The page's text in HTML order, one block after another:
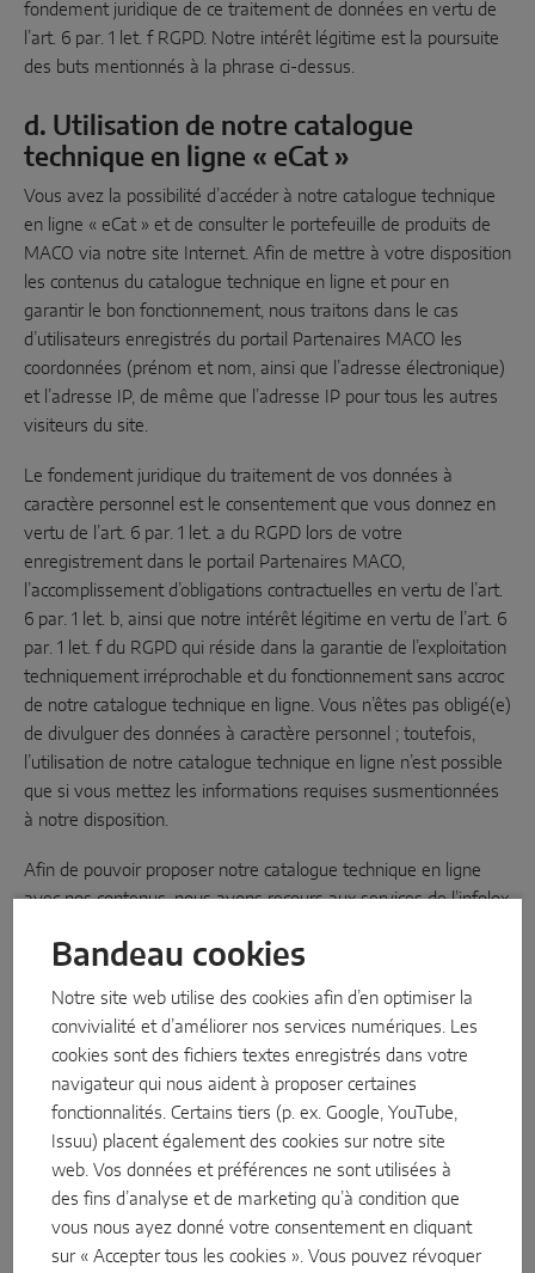
fondement juridique de ce traitement de données en vertu de
l’art. 6 par. 1 let. f RGPD. Notre intérêt légitime est la poursuite
des buts mentionnés à la phrase ci-dessus.
d. Utilisation de notre catalogue
technique en ligne « eCat »
Vous avez la possibilité d’accéder à notre catalogue technique
en ligne « eCat » et de consulter le portefeuille de produits de
MACO via notre site Internet. Afin de mettre à votre disposition
les contenus du catalogue technique en ligne et pour en
garantir le bon fonctionnement, nous traitons dans le cas
d’utilisateurs enregistrés du portail Partenaires MACO les
coordonnées (prénom et nom, ainsi que l’adresse électronique)
et l’adresse IP, de même que l’adresse IP pour tous les autres
visiteurs du site.
Le fondement juridique du traitement de vos données à
caractère personnel est le consentement que vous donnez en
vertu de l’art. 6 par. 1 let. a du RGPD lors de votre
enregistrement dans le portail Partenaires MACO,
l’accomplissement d’obligations contractuelles en vertu de l’art.
6 par. 1 let. b, ainsi que notre intérêt légitime en vertu de l’art. 6
par. 1 let. f du RGPD qui réside dans la garantie de l’exploitation
techniquement irréprochable et du fonctionnement sans accroc
de notre catalogue technique en ligne. Vous n’êtes pas obligé(e)
de divulguer des données à caractère personnel ; toutefois,
l’utilisation de notre catalogue technique en ligne n’est possible
que si vous mettez les informations requises susmentionnées
à notre disposition.
Afin de pouvoir proposer notre catalogue technique en ligne
avec nos contenus, nous avons recours aux services de l’infolox
office de sous-traitant dans ce cadre et qui exécute les
prestations de services sur notre ordre.
e. Abonnement à notre newsletter
Vous pouvez vous abonner à notre newsletter sur notre portail
Partenaires (voir paragraphe c) afin d’obtenir des informations
sur les nouveaux produits et prestations de services, ainsi que
des informations techniques de MACO. Les données à
caractère personnel qui sont traitées dans le contexte de votre
abonnement à notre newsletter lors de l’enregistrement sur
notre portail Partenaires sont l’adresse électronique, le prénom,
Bandeau cookies
Notre site web utilise des cookies afin d’en optimiser la
convivialité et d’améliorer nos services numériques. Les
cookies sont des fichiers textes enregistrés dans votre
navigateur qui nous aident à proposer certaines
fonctionnalités. Certains tiers (p. ex. Google, YouTube,
Issuu) placent également des cookies sur notre site
web. Vos données et préférences ne sont utilisées à
des fins d’analyse et de marketing qu’à condition que
vous nous ayez donné votre consentement en cliquant
sur « Accepter tous les cookies ». Vous pouvez révoquer